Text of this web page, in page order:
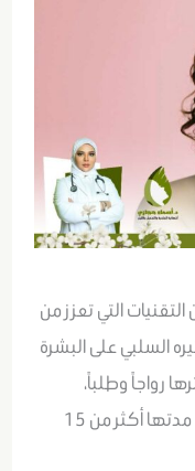
التي تعزز من
السلبي على البشرة
رواجاً وطلباً،
جلسات الفيلر المذهلة، والتي لا تتعدى مدتها أكثر من 15